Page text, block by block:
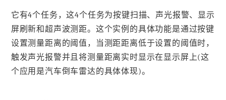
它有4个任务，这4个任务为按键扫描、声光报警、显示
屏刷新和超声波测距。这个实例的具体功能是通过按键
设置测量距离的阈值，当测距距离低于设置的阈值时，
触发声光报警并且将测量距离实时显示在显示屏上(这
个应用是汽车倒车雷达的具体体现)。